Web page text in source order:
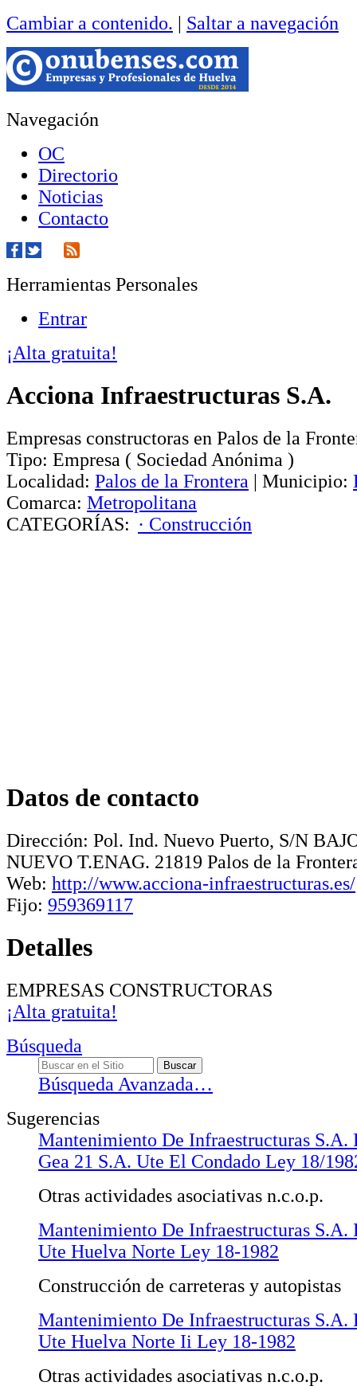
Cambiar a contenido. | Saltar a navegación
Navegación
OC
Directorio
Noticias
Contacto
Herramientas Personales
Entrar
¡Alta gratuita!
Acciona Infraestructuras S.A.
Empresas constructoras en Palos de la
Tipo: Empresa ( Sociedad Anónima )
Localidad: Palos de la Frontera | Municipio:
Comarca: Metropolitana
CATEGORÍAS: · Construcción
Datos de contacto
Dirección: Pol. Ind. Nuevo Puerto, S/N
NUEVO T.ENAG. 21819 Palos de la
Web: http://www.acciona-infraestructuras.es/
Fijo: 959369117
Detalles
EMPRESAS CONSTRUCTORAS
¡Alta gratuita!
Búsqueda
Búsqueda Avanzada…
Sugerencias
Mantenimiento De Infraestructuras S.A.
Gea 21 S.A. Ute El Condado Ley 18/
Otras actividades asociativas n.c.o.p.
Mantenimiento De Infraestructuras S.A.
Ute Huelva Norte Ley 18-1982
Construcción de carreteras y autopistas
Mantenimiento De Infraestructuras S.A.
Ute Huelva Norte Ii Ley 18-1982
Otras actividades asociativas n.c.o.p.